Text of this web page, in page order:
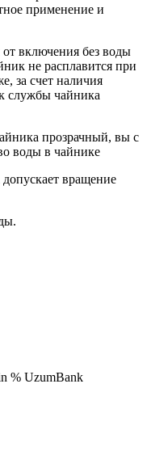
применение и
включения без воды
не расплавится при
за счет наличия
службы чайника
прозрачный, вы с
воды в чайнике
вращение
% UzumBank